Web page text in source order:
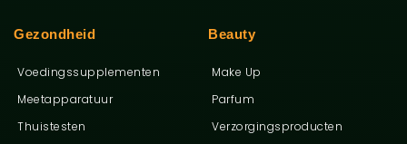
Beauty
Make Up
Parfum
Verzorgingsproducten
Gezondheid
Voedingssupplementen
Meetapparatuur
Thuistesten